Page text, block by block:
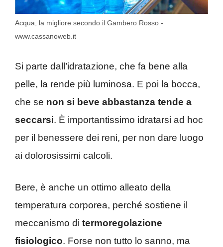
Acqua, la migliore secondo il Gambero Rosso -
www.cassanoweb.it
Si parte dall’idratazione, che fa bene alla
pelle, la rende più luminosa. E poi la bocca,
che se non si beve abbastanza tende a
seccarsi. È importantissimo idratarsi ad hoc
per il benessere dei reni, per non dare luogo
ai dolorosissimi calcoli.
Bere, è anche un ottimo alleato della
temperatura corporea, perché sostiene il
meccanismo di termoregolazione
fisiologico. Forse non tutto lo sanno, ma